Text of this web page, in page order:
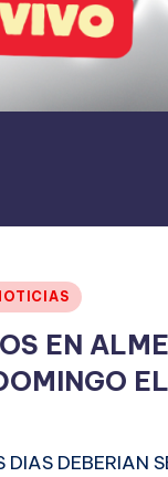
EN
DEBERIAN